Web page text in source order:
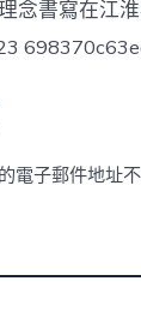
念書寫在江
電子郵件地址